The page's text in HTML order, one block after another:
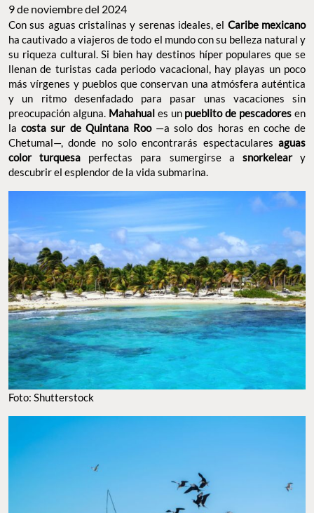
9 de noviembre del 2024
Con sus aguas cristalinas y serenas ideales, el Caribe mexicano
ha cautivado a viajeros de todo el mundo con su belleza natural y
su riqueza cultural. Si bien hay destinos híper populares que se
llenan de turistas cada periodo vacacional, hay playas un poco
más vírgenes y pueblos que conservan una atmósfera auténtica
y un ritmo desenfadado para pasar unas vacaciones sin
preocupación alguna. Mahahuales un pueblito de pescadores en
lacosta sur de Quintana Roo—a solo dos horas en coche de
Chetumal—, donde no solo encontrarás espectaculares aguas
color turquesa perfectas para sumergirse a snorkeleary
descubrir el esplendor de la vida submarina.
Foto: Shutterstock